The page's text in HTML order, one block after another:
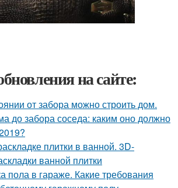
на сайте:
от забора можно строить дом.
до забора соседа: каким оно должно
плитки в ванной. 3D-
ванной плитки
пола в гараже. Какие требования